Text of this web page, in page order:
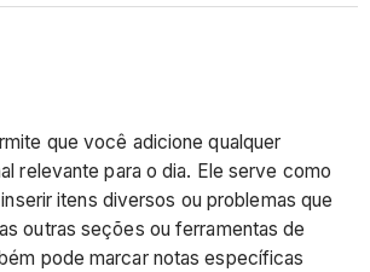
que você adicione qualquer
relevante para o dia. Ele serve como
itens diversos ou problemas que
outras seções ou ferramentas de
pode marcar notas específicas